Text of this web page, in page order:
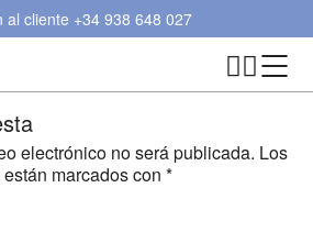
al cliente +34 938 648 027
electrónico no será publicada. Los
marcados con *